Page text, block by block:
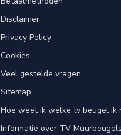
Disclaimer
Privacy Policy
Cookies
Veel gestelde vragen
Sitemap
Hoe weet ik welke tv beugel ik
Informatie over TV Muurbeugels